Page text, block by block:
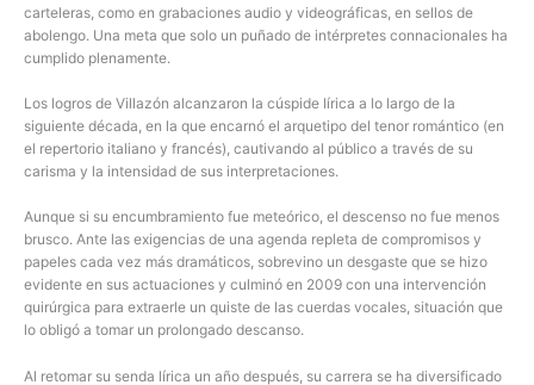
carteleras, como en grabaciones audio y videográficas, en sellos de
abolengo. Una meta que solo un puñado de intérpretes connacionales ha
cumplido plenamente.
Los logros de Villazón alcanzaron la cúspide lírica a lo largo de la
siguiente década, en la que encarnó el arquetipo del tenor romántico (en
el repertorio italiano y francés), cautivando al público a través de su
carisma y la intensidad de sus interpretaciones.
Aunque si su encumbramiento fue meteórico, el descenso no fue menos
brusco. Ante las exigencias de una agenda repleta de compromisos y
papeles cada vez más dramáticos, sobrevino un desgaste que se hizo
evidente en sus actuaciones y culminó en 2009 con una intervención
quirúrgica para extraerle un quiste de las cuerdas vocales, situación que
lo obligó a tomar un prolongado descanso.
Al retomar su senda lírica un año después, su carrera se ha diversificado